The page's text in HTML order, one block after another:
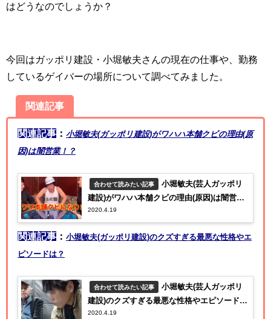
はどうなのでしょうか？
今回はガッポリ建設・小堀敏夫さんの現在の仕事や、勤務
しているゲイバーの場所について調べてみました。
関連記事
関連記事 ： 小堀敏夫(ガッポリ建設)がワハハ本舗クビの理由(原
因)は闇営業！？
合わせて読みたい記事
小堀敏夫(芸人ガッポリ
建設)がワハハ本舗クビの理由(原因)は闇営
業！？【ザノンフィクション】
2020.4.19
関連記事 ： 小堀敏夫(ガッポリ建設)のクズすぎる最悪な性格やエ
ピソードは？
合わせて読みたい記事
小堀敏夫(芸人ガッポリ
建設)のクズすぎる最悪な性格やエピソード
は？【ザノンフィクション】
2020.4.19